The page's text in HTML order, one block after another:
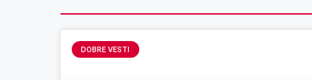
DOBRE VESTI